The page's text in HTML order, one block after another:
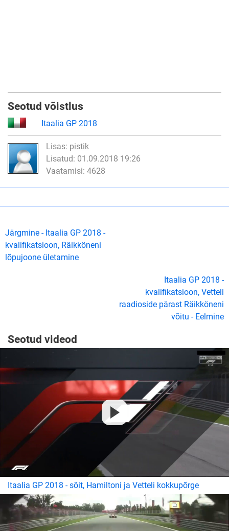
Seotud võistlus
Itaalia GP 2018
Lisas: pistik
Lisatud: 01.09.2018 19:26
Vaatamisi: 4628
Järgmine - Itaalia GP 2018 -
kvalifikatsioon, Räikköneni
lõpujoone ületamine
Itaalia GP 2018 -
kvalifikatsioon, Vetteli
raadioside pärast Räikköneni
võitu - Eelmine
Seotud videod
Itaalia GP 2018 - sõit, Hamiltoni ja Vetteli kokkupõrge